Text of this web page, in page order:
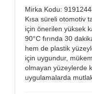
Mirka Kodu:
Kısa süreli otomotiv
için önerilen yüksek
90°C fırında 30
hem de plastik
için uygundur,
olmayan yüzeylerde
uygulamalarda